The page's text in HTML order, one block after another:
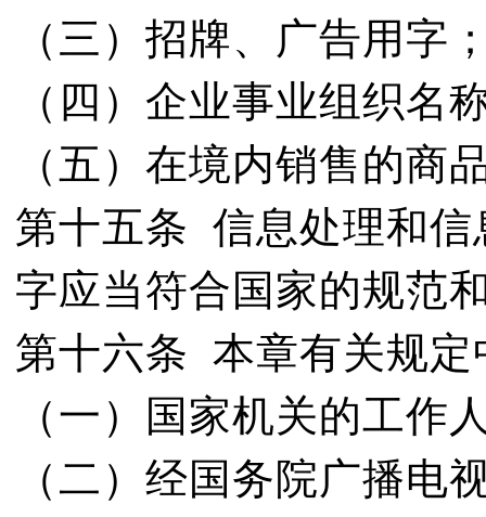
（三）招牌、广告用字
（四）企业事业组织名
（五）在境内销售的商
第十五条 信息处理和信
字应当符合国家的规范
第十六条 本章有关规定
（一）国家机关的工作
（二）经国务院广播电